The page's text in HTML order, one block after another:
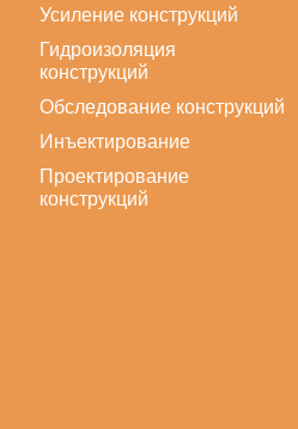
Усиление конструкций
Гидроизоляция
конструкций
Обследование конструкций
Инъектирование
Проектирование
конструкций